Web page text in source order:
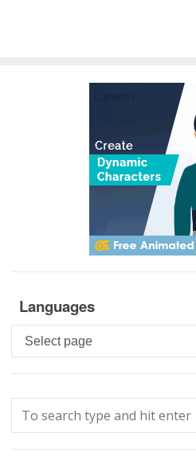
Languages
Languages